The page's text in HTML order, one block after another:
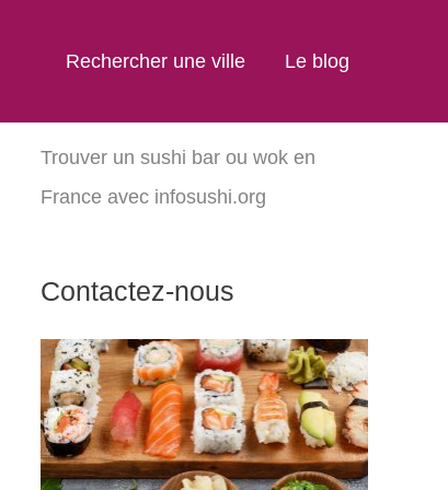
Rechercher une ville Le blog
Trouver un sushi bar ou wok en
France avec infosushi.org
Contactez-nous